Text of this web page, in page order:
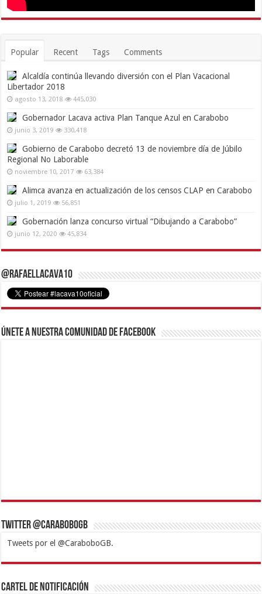
Popular Recent Tags Comments
Alcaldía continúa llevando diversión con el Plan Vacacional
Libertador 2018
agosto 13, 2018 445,030
Gobernador Lacava activa Plan Tanque Azul en Carabobo
junio 3, 2019 330,418
Gobierno de Carabobo decretó 13 de noviembre día de Júbilo
Regional No Laborable
noviembre 10, 2017 63,384
Alimca avanza en actualización de los censos CLAP en Carabobo
julio 1, 2019 56,851
Gobernación lanza concurso virtual “Dibujando a Carabobo”
junio 12, 2020 45,834
@RafaelLacava10
Únete a nuestra comunidad de Facebook
Twitter @CaraboboGB
Tweets por el @CaraboboGB.
1xbetBetturkeyBetistKralbetSupertotobetTipobetMatadorbetMariobet
https://mvbcasino.com/
Cartel de Notificación